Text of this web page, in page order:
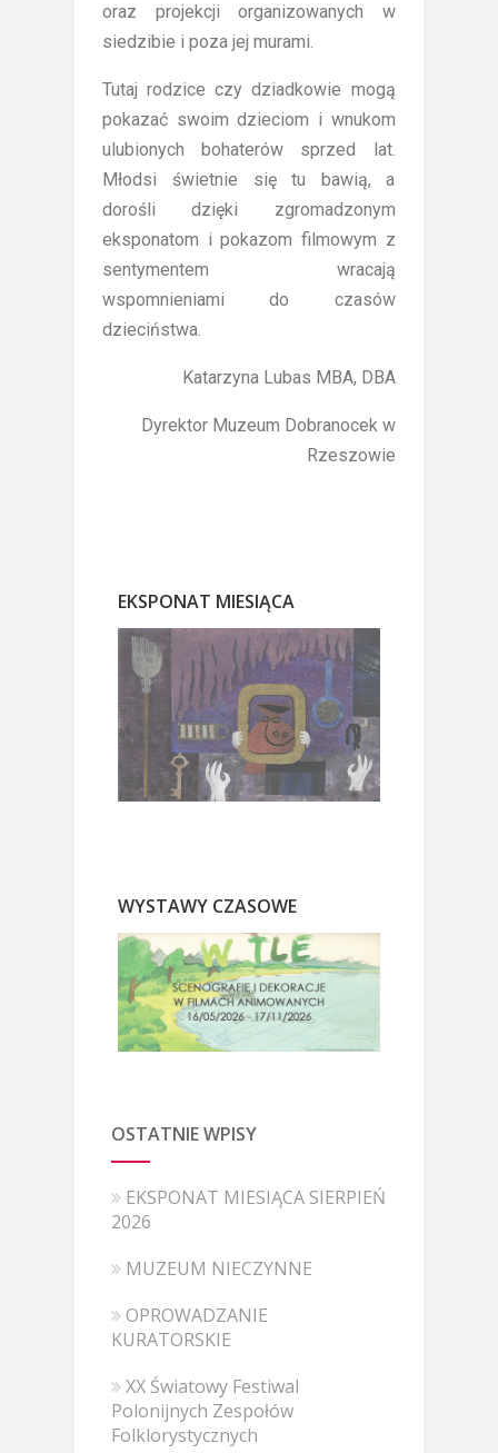
oraz projekcji organizowanych w
siedzibie i poza jej murami.
Tutaj rodzice czy dziadkowie mogą
pokazać swoim dzieciom i wnukom
ulubionych bohaterów sprzed lat.
Młodsi świetnie się tu bawią, a
dorośli dzięki zgromadzonym
eksponatom i pokazom filmowym z
sentymentem wracają
wspomnieniami do czasów
dzieciństwa.
Katarzyna Lubas MBA, DBA
Dyrektor Muzeum Dobranocek w
Rzeszowie
EKSPONAT MIESIĄCA
WYSTAWY CZASOWE
OSTATNIE WPISY
EKSPONAT MIESIĄCA SIERPIEŃ
2026
MUZEUM NIECZYNNE
OPROWADZANIE
KURATORSKIE
XX Światowy Festiwal
Polonijnych Zespołów
Folklorystycznych